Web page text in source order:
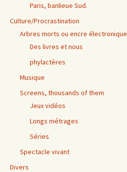
Paris, banlieue Sud.
Culture/Procrastination
Arbres morts ou encre électronique
Des livres et nous
phylactères
Musique
Screens, thousands of them
Jeux vidéos
Longs métrages
Séries
Spectacle vivant
Divers